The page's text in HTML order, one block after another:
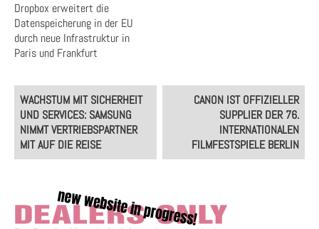
Dropbox erweitert die
Datenspeicherung in der EU
durch neue Infrastruktur in
Paris und Frankfurt
Post
navigation
WACHSTUM MIT SICHERHEIT
UND SERVICES: SAMSUNG
NIMMT VERTRIEBSPARTNER
MIT AUF DIE REISE
CANON IST OFFIZIELLER
SUPPLIER DER 76.
INTERNATIONALEN
FILMFESTSPIELE BERLIN